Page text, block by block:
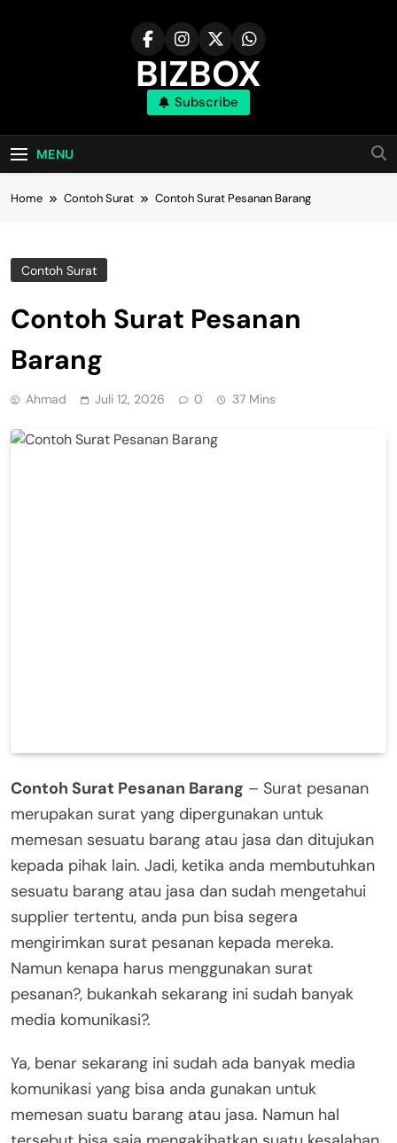
BIZBOX
Bizbox – Media Informasi Terkini
Subscribe
MENU
Home Contoh Surat Contoh Surat Pesanan Barang
Contoh Surat
Contoh Surat Pesanan
Barang
Ahmad Juli 12, 2026 0 37 Mins
Contoh Surat Pesanan Barang – Surat pesanan
merupakan surat yang dipergunakan untuk
memesan sesuatu barang atau jasa dan ditujukan
kepada pihak lain. Jadi, ketika anda membutuhkan
sesuatu barang atau jasa dan sudah mengetahui
supplier tertentu, anda pun bisa segera
mengirimkan surat pesanan kepada mereka.
Namun kenapa harus menggunakan surat
pesanan?, bukankah sekarang ini sudah banyak
media komunikasi?.
Ya, benar sekarang ini sudah ada banyak media
komunikasi yang bisa anda gunakan untuk
memesan suatu barang atau jasa. Namun hal